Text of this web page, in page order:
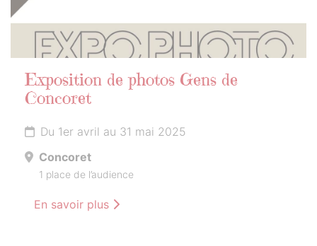
Exposition de photos Gens de
Concoret
Du 1er avril au 31 mai 2025
Concoret
1 place de l’audience
En savoir plus